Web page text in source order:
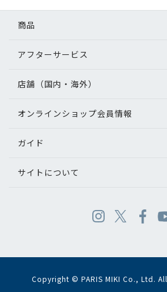
商品
アフターサービス
店舗（国内・海外）
オンラインショップ会員情報
ガイド
サイトについて
Copyright © PARIS MIKI Co., Ltd.